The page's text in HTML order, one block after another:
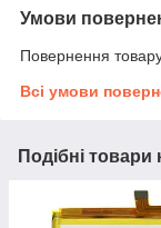
Умови
Повернення
Всі умови
Подібні товари